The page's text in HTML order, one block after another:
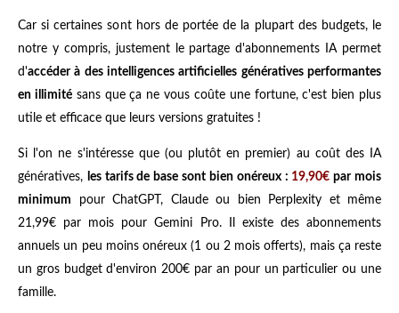
Car si certaines sont hors de portée de la plupart des budgets, le
notre y compris, justement le partage d'abonnements IA permet
d'accéder à des intelligences artificielles génératives performantes
en illimitésans que ça ne vous coûte une fortune, c'est bien plus
utile et efficace que leurs versions gratuites !
Si l'on ne s'intéresse que (ou plutôt en premier) au coût des IA
génératives, les tarifs de base sont bien onéreux : 19,90€ par mois
minimum pour ChatGPT, Claude ou bien Perplexity et même
21,99€ par mois pour Gemini Pro. Il existe des abonnements
annuels un peu moins onéreux (1 ou 2 mois offerts), mais ça reste
un gros budget d'environ 200€ par an pour un particulier ou une
famille.